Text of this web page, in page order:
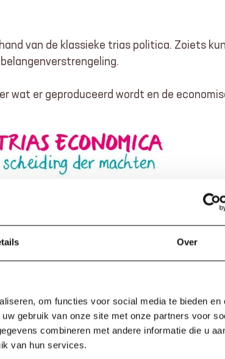
Over
om functies voor social media te bieden en
gebruik van onze site met onze partners voor
combineren met andere informatie die u
van hun services.
van de klassieke trias politica. Zoiets
wat er geproduceerd wordt en de